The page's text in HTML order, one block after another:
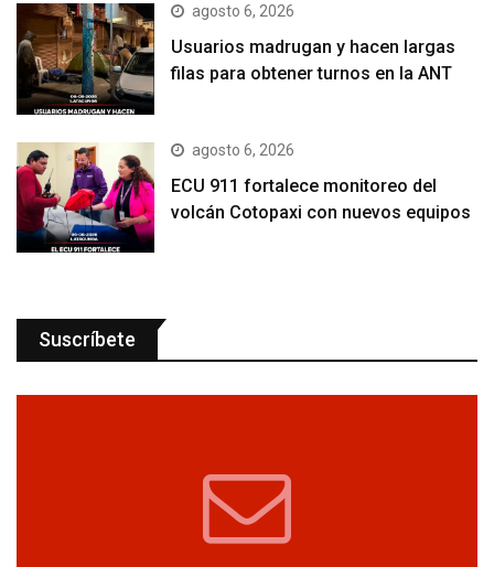
agosto 6, 2026
Usuarios madrugan y hacen largas
filas para obtener turnos en la ANT
agosto 6, 2026
ECU 911 fortalece monitoreo del
volcán Cotopaxi con nuevos equipos
Suscríbete